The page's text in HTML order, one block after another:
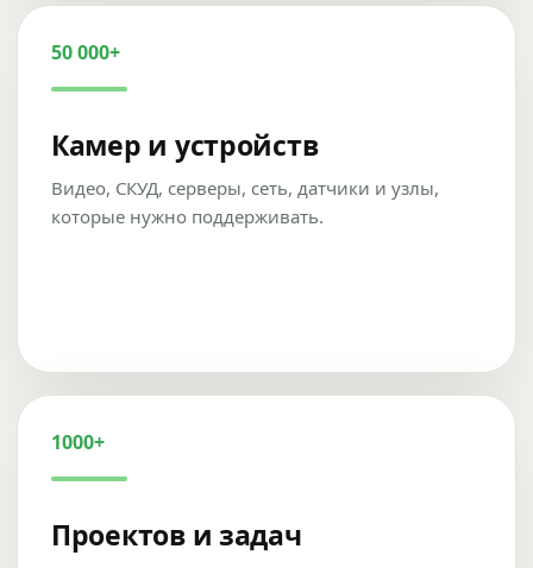
50 000+
Камер и устройств
Видео, СКУД, серверы, сеть, датчики и узлы,
которые нужно поддерживать.
1000+
Проектов и задач